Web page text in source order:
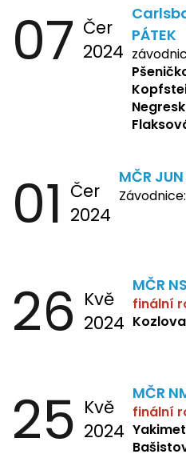
Mitro,
07 Čer
2024
PÁTEK
01 Čer
2024
MČR
Závodnice:
26 Kvě
2024
MČR
finální
25 Kvě
2024
MČR
finální